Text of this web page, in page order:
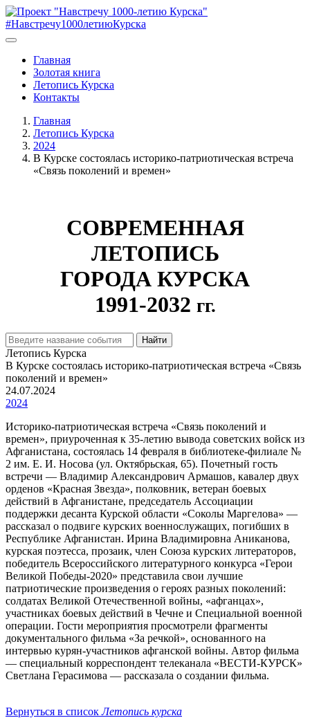
#Навстречу1000летиюКурска
Главная
Золотая книга
Летопись Курска
Контакты
Главная
Летопись Курска
2024
В Курске состоялась историко-патриотическая встреча
«Связь поколений и времен»
СОВРЕМЕННАЯ
ЛЕТОПИСЬ
ГОРОДА КУРСКА
1991-2032 гг.
Найти
Летопись Курска
В Курске состоялась историко-патриотическая встреча «Связь
поколений и времен»
24.07.2024
2024
Историко-патриотическая встреча «Связь поколений и
времен», приуроченная к 35-летию вывода советских войск из
Афганистана, состоялась 14 февраля в библиотеке-филиале №
2 им. Е. И. Носова (ул. Октябрьская, 65). Почетный гость
встречи — Владимир Александрович Армашов, кавалер двух
орденов «Красная Звезда», полковник, ветеран боевых
действий в Афганистане, председатель Ассоциации
поддержки десанта Курской области «Соколы Маргелова» —
рассказал о подвиге курских военнослужащих, погибших в
Республике Афганистан. Ирина Владимировна Аниканова,
курская поэтесса, прозаик, член Союза курских литераторов,
победитель Всероссийского литературного конкурса «Герои
Великой Победы-2020» представила свои лучшие
патриотические произведения о героях разных поколений:
солдатах Великой Отечественной войны, «афганцах»,
участниках боевых действий в Чечне и Специальной военной
операции. Гости мероприятия просмотрели фрагменты
документального фильма «За речкой», основанного на
интервью курян-участников афганской войны. Автор фильма
— специальный корреспондент телеканала «ВЕСТИ-КУРСК»
Светлана Герасимова — рассказала о создании фильма.
Вернуться в списокЛетопись курска